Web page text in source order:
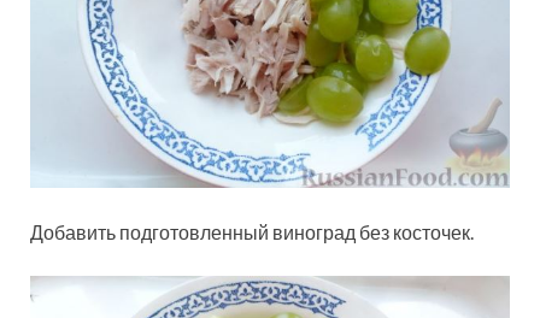
Добавить подготовленный виноград без косточек.